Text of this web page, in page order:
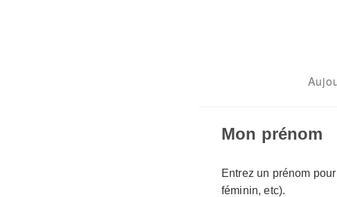
Mon prénom
Entrez un prénom
féminin, etc).